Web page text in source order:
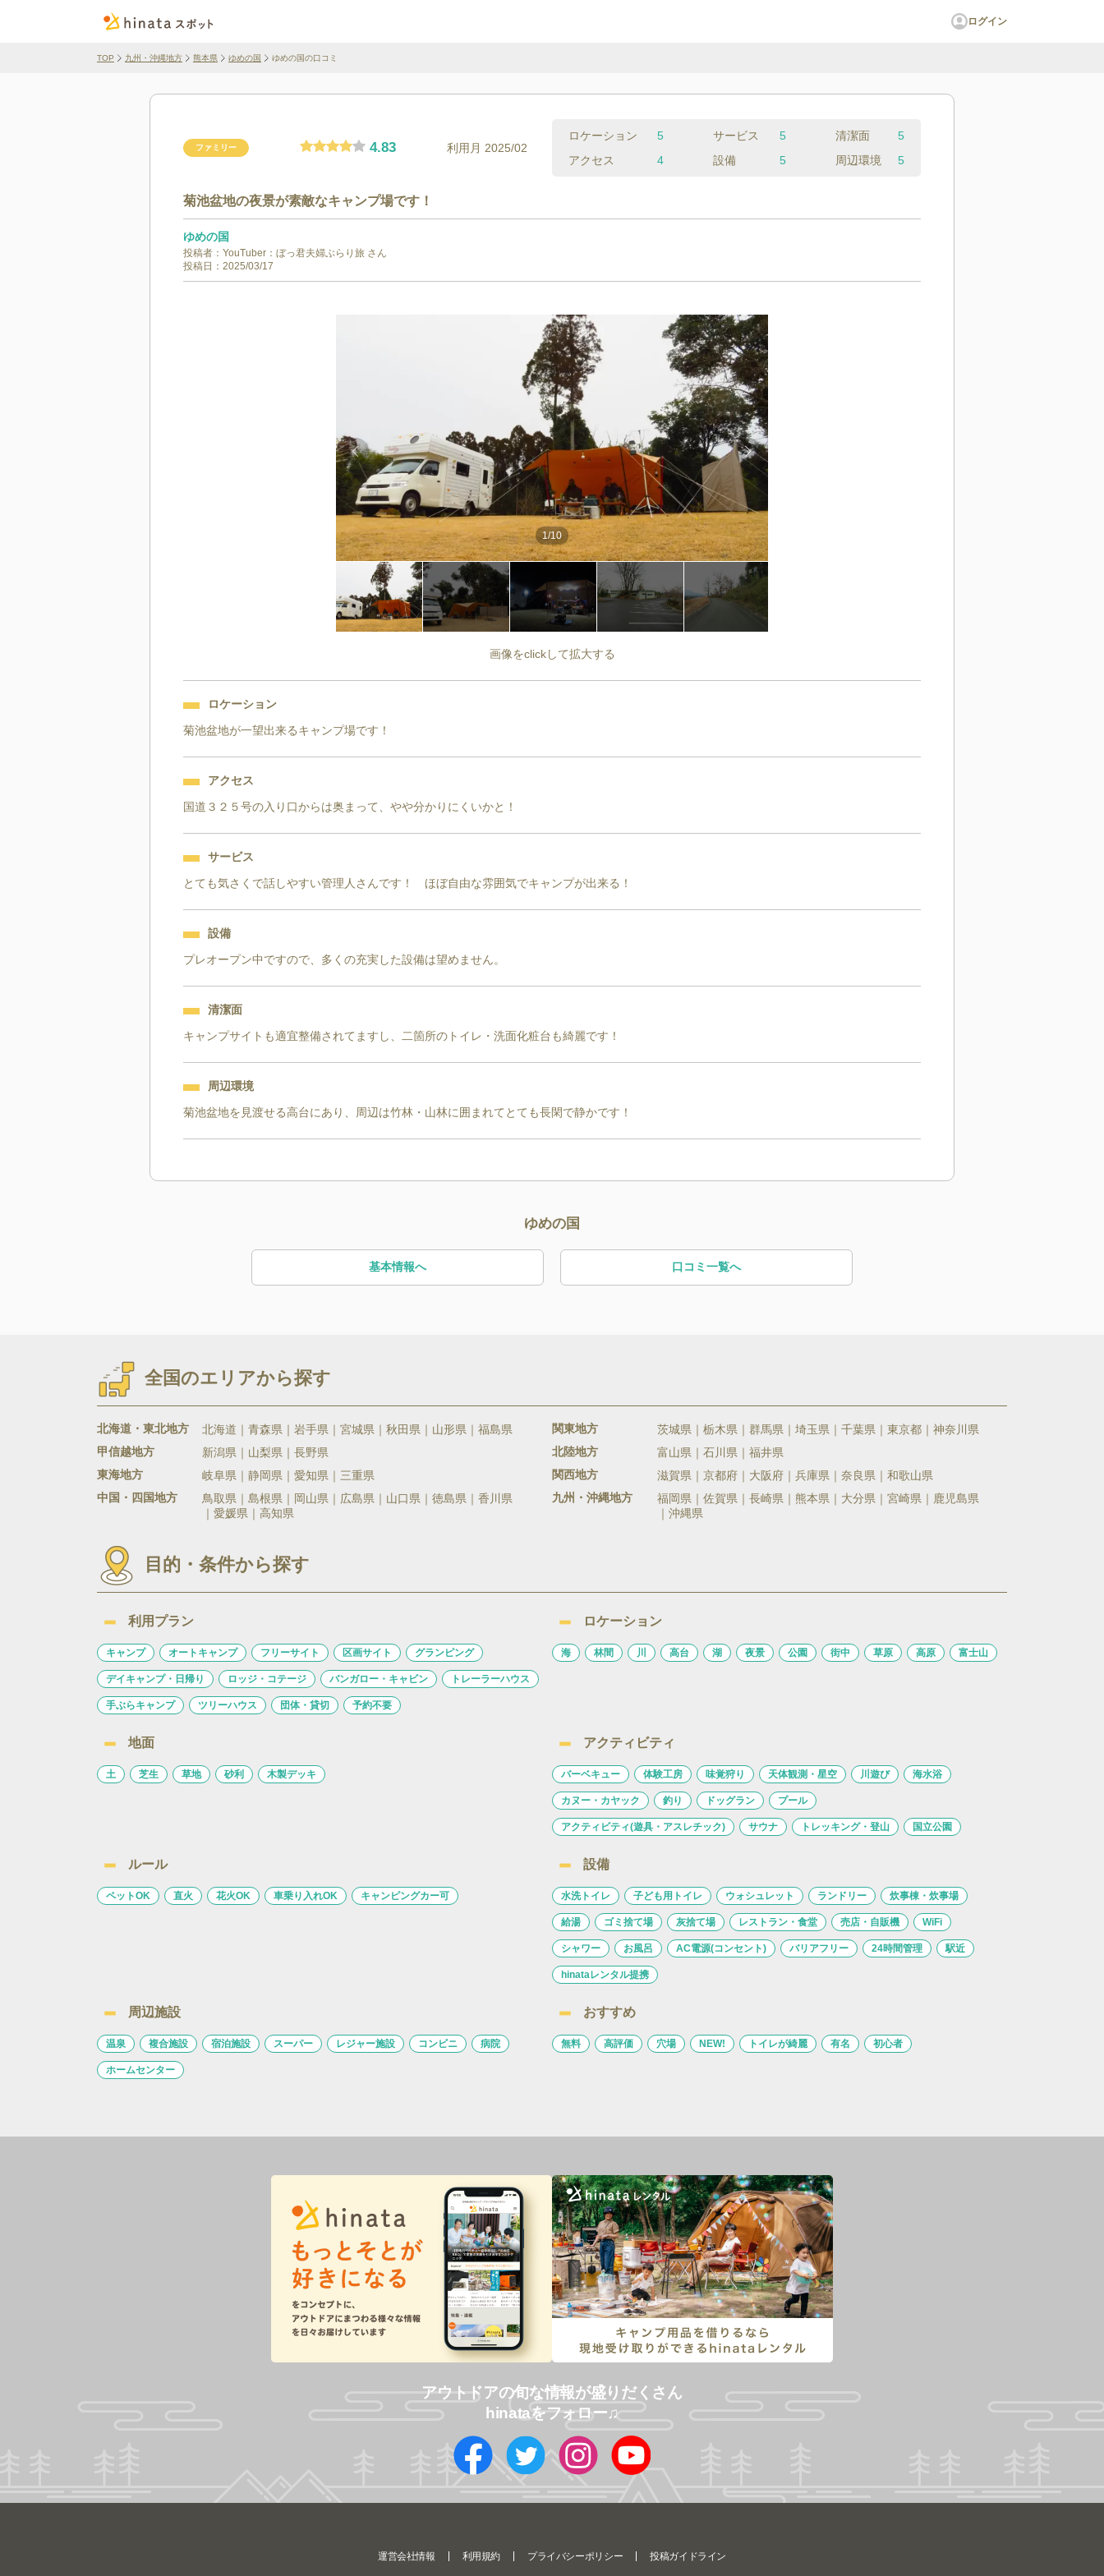
ログイン
TOP 九州・沖縄地方 熊本県 ゆめの国 ゆめの国の口コミ
ファミリー 4.83 利用月 2025/02
ロケーション 5 サービス 5 清潔面
5
アクセス
4 設備 5 周辺環境 5
菊池盆地の夜景が素敵なキャンプ場です！
ゆめの国
投稿者： YouTuber：ぼっ君夫婦ぶらり旅 さん
投稿日： 2025/03/17
1/10
画像をclickして拡大する
ロケーション
菊池盆地が一望出来るキャンプ場です！
アクセス
国道３２５号の入り口からは奥まって、やや分かりにくいかと！
サービス
とても気さくで話しやすい管理人さんです！　ほぼ自由な雰囲気でキャンプが出来る！
設備
プレオープン中ですので、多くの充実した設備は望めません。
清潔面
キャンプサイトも適宜整備されてますし、二箇所のトイレ・洗面化粧台も綺麗です！
周辺環境
菊池盆地を見渡せる高台にあり、周辺は竹林・山林に囲まれてとても長閑で静かです！
ゆめの国
基本情報へ 口コミ一覧へ
全国のエリアから探す
北海道・東北地方 北海道 青森県 岩手県 宮城県 秋田県 山形県 福島県 関東地方 茨城県 栃木県 群馬県 埼玉県 千葉県 東京都
神奈川県
甲信越地方
新潟県 山梨県 長野県 北陸地方 富山県 石川県
福井県
東海地方
岐阜県 静岡県 愛知県 三重県 関西地方 滋賀県 京都府 大阪府 兵庫県 奈良県
和歌山県
中国・四国地方
鳥取県 島根県 岡山県 広島県 山口県 徳島県
香川県
愛媛県
高知県
九州・沖縄地方 福岡県 佐賀県 長崎県 熊本県 大分県 宮崎県
鹿児島県
沖縄県
目的・条件から探す
利用プラン
キャンプ オートキャンプ フリーサイト 区画サイト グランピング
デイキャンプ・日帰り ロッジ・コテージ バンガロー・キャビン トレーラーハウス
手ぶらキャンプ ツリーハウス 団体・貸切 予約不要
ロケーション
海 林間 川 高台 湖 夜景 公園 街中 草原 高原 富士山
地面
土 芝生 草地 砂利 木製デッキ
アクティビティ
バーベキュー 体験工房 味覚狩り 天体観測・星空 川遊び 海水浴
カヌー・カヤック 釣り ドッグラン プール
アクティビティ(遊具・アスレチック) サウナ トレッキング・登山 国立公園
ルール
ペットOK 直火 花火OK 車乗り入れOK キャンピングカー可
設備
水洗トイレ 子ども用トイレ ウォシュレット ランドリー 炊事棟・炊事場
給湯 ゴミ捨て場 灰捨て場 レストラン・食堂 売店・自販機 WiFi
シャワー お風呂 AC電源(コンセント) バリアフリー 24時間管理 駅近
hinataレンタル提携
周辺施設
温泉 複合施設 宿泊施設 スーパー レジャー施設 コンビニ 病院
ホームセンター
おすすめ
無料 高評価 穴場 NEW! トイレが綺麗 有名 初心者
アウトドアの旬な情報が盛りだくさん
hinataをフォロー♫
運営会社情報 利用規約 プライバシーポリシー 投稿ガイドライン